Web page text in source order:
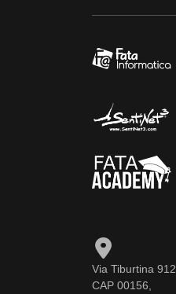
Via Tiburtina 912,
CAP 00156,